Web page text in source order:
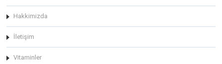
Hakkimizda
İletişim
Vitaminler